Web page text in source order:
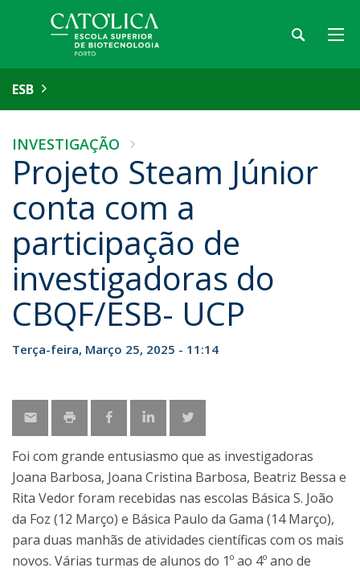
ESB
INVESTIGAÇÃO
Projeto Steam Júnior
conta com a
participação de
investigadoras do
CBQF/ESB- UCP
Terça-feira, Março 25, 2025 - 11:14
Foi com grande entusiasmo que as investigadoras
Joana Barbosa, Joana Cristina Barbosa, Beatriz Bessa e
Rita Vedor foram recebidas nas escolas Básica S. João
da Foz (12 Março) e Básica Paulo da Gama (14 Março),
para duas manhãs de atividades científicas com os mais
novos. Várias turmas de alunos do 1º ao 4º ano de